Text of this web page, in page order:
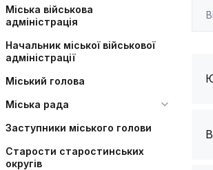
Міська військова
адміністрація
Начальник міської військової
адміністрації
Міський голова
Міська рада
Заступники міського голови
Старости старостинських
округів